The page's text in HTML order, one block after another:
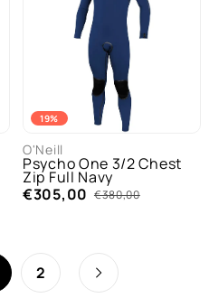
19%
O'Neill
Psycho One 3/2 Chest
Zip Full Navy
€305,00 €380,00
2